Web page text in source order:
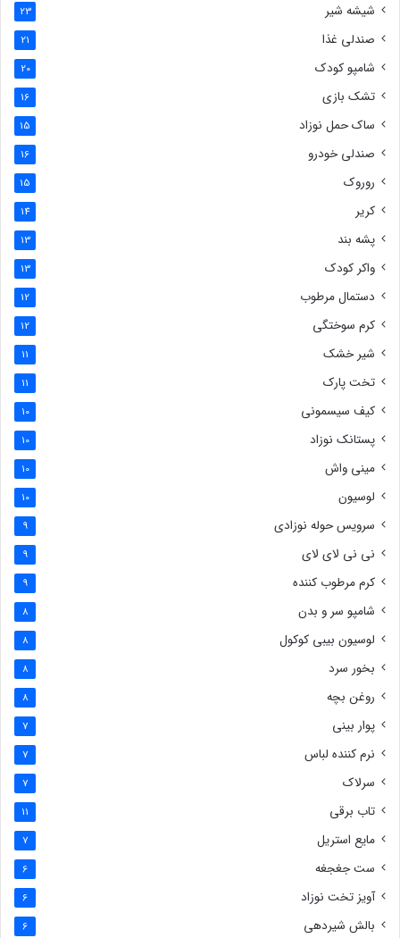
شیشه شیر 23
صندلی غذا 21
شامپو کودک 20
تشک بازی 16
ساک حمل نوزاد 15
صندلی خودرو 16
روروک 15
کریر 14
پشه بند 13
واکر کودک 13
دستمال مرطوب 12
کرم سوختگی 12
شیر خشک 11
تخت پارک 11
کیف سیسمونی 10
پستانک نوزاد 10
مینی واش 10
لوسیون 10
سرویس حوله نوزادی 9
نی نی لای لای 9
کرم مرطوب کننده 9
شامپو سر و بدن 8
لوسیون بیبی کوکول 8
بخور سرد 8
روغن بچه 8
پوار بینی 7
نرم کننده لباس 7
سرلاک 7
تاب برقی 11
مایع استریل 7
ست جغجغه 6
آویز تخت نوزاد 6
بالش شیردهی 6